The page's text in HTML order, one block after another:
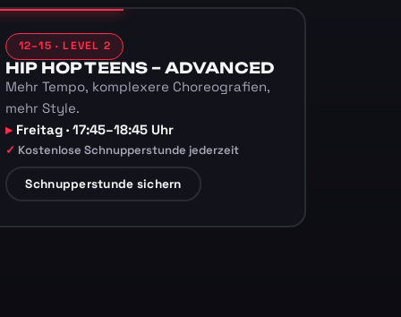
12–15 · LEVEL 2
HIP HOP TEENS – ADVANCED
Mehr Tempo, komplexere Choreografien,
mehr Style.
Freitag · 17:45–18:45 Uhr
Kostenlose Schnupperstunde jederzeit
Schnupperstunde sichern